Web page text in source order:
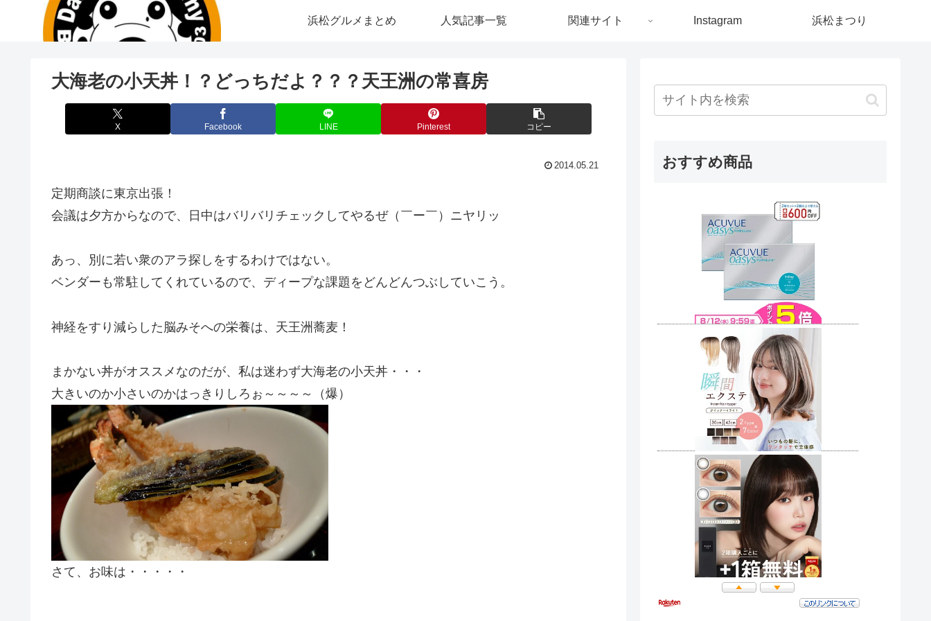
浜松グルメまとめ 人気記事一覧 関連サイト Instagram 浜松まつり
大海老の小天丼！？どっちだよ？？？天王洲の常喜房
X Facebook LINE Pinterest コピー
2014.05.21
定期商談に東京出張！
会議は夕方からなので、日中はバリバリチェックしてやるぜ（￣ー￣）ニヤリッ
あっ、別に若い衆のアラ探しをするわけではない。
ベンダーも常駐してくれているので、ディープな課題をどんどんつぶしていこう。
神経をすり減らした脳みそへの栄養は、天王洲蕎麦！
まかない丼がオススメなのだが、私は迷わず大海老の小天丼・・・
大きいのか小さいのかはっきりしろぉ～～～～（爆）
さて、お味は・・・・・
おすすめ商品